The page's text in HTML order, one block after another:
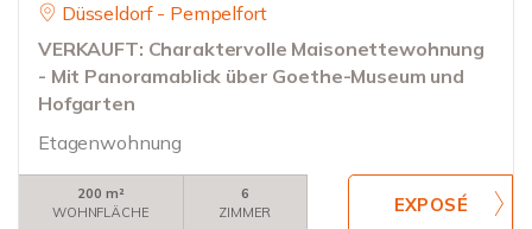
Düsseldorf - Pempelfort
VERKAUFT: Charaktervolle Maisonettewohnung
- Mit Panoramablick über Goethe-Museum und
Hofgarten
Etagenwohnung
200 m²
WOHNFLÄCHE
6
ZIMMER